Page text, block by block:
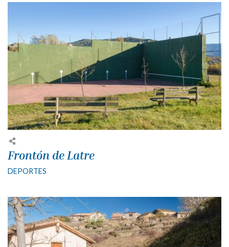
Frontón de Latre
DEPORTES